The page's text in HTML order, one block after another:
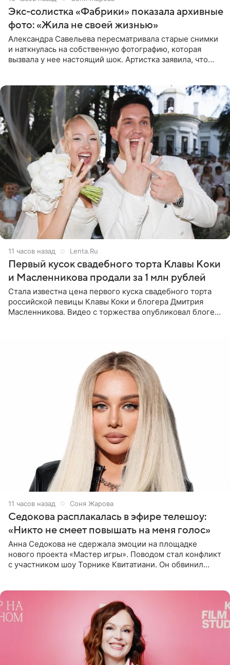
Экс-солистка «Фабрики» показала архивные
фото: «Жила не своей жизнью»
Александра Савельева пересматривала старые снимки
и наткнулась на собственную фотографию, которая
вызвала у нее настоящий шок. Артистка заявила, что
11 часов назад Lenta.Ru
Первый кусок свадебного торта Клавы Коки
и Масленникова продали за 1 млн рублей
Стала известна цена первого куска свадебного торта
российской певицы Клавы Коки и блогера Дмитрия
Масленникова. Видео с торжества опубликовал блогер
11 часов назад Соня Жарова
Седокова расплакалась в эфире телешоу:
«Никто не смеет повышать на меня голос»
Анна Седокова не сдержала эмоции на площадке
нового проекта «Мастер игры». Поводом стал конфликт
с участником шоу Торнике Квитатиани. Он обвинил